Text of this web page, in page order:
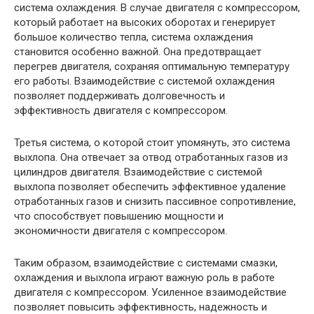
система охлаждения. В случае двигателя с компрессором,
который работает на высоких оборотах и генерирует
большое количество тепла, система охлаждения
становится особенно важной. Она предотвращает
перегрев двигателя, сохраняя оптимальную температуру
его работы. Взаимодействие с системой охлаждения
позволяет поддерживать долговечность и
эффективность двигателя с компрессором.
Третья система, о которой стоит упомянуть, это система
выхлопа. Она отвечает за отвод отработанных газов из
цилиндров двигателя. Взаимодействие с системой
выхлопа позволяет обеспечить эффективное удаление
отработанных газов и снизить пассивное сопротивление,
что способствует повышению мощности и
экономичности двигателя с компрессором.
Таким образом, взаимодействие с системами смазки,
охлаждения и выхлопа играют важную роль в работе
двигателя с компрессором. Усиленное взаимодействие
позволяет повысить эффективность, надежность и